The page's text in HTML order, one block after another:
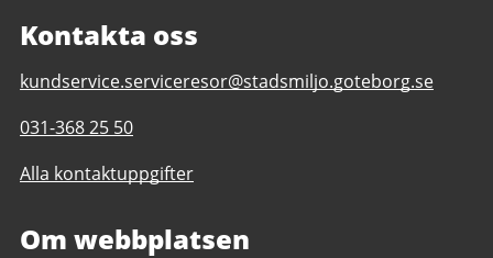
Kontakta oss
E-
till
Serviceresors
kundservice
kundservice.serviceresor@stadsmiljo.goteborg.se
Telefonnummer
Serviceresors
031-368 25 50
Alla kontaktuppgifter
Om webbplatsen